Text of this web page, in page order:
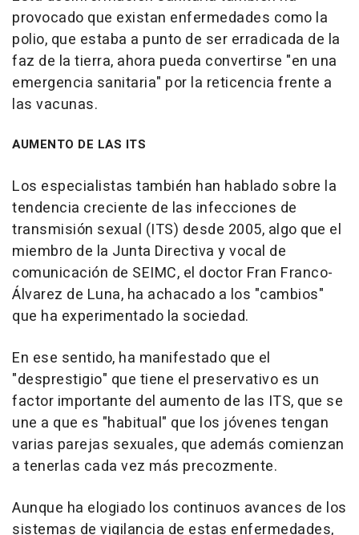
provocado que existan enfermedades como la
polio, que estaba a punto de ser erradicada de la
faz de la tierra, ahora pueda convertirse "en una
emergencia sanitaria" por la reticencia frente a
las vacunas.
AUMENTO DE LAS ITS
Los especialistas también han hablado sobre la
tendencia creciente de las infecciones de
transmisión sexual (ITS) desde 2005, algo que el
miembro de la Junta Directiva y vocal de
comunicación de SEIMC, el doctor Fran Franco-
Álvarez de Luna, ha achacado a los "cambios"
que ha experimentado la sociedad.
En ese sentido, ha manifestado que el
"desprestigio" que tiene el preservativo es un
factor importante del aumento de las ITS, que se
une a que es "habitual" que los jóvenes tengan
varias parejas sexuales, que además comienzan
a tenerlas cada vez más precozmente.
Aunque ha elogiado los continuos avances de los
sistemas de vigilancia de estas enfermedades,